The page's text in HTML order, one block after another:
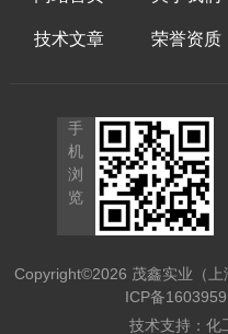
技术文章 荣誉资质
手
机
浏
览
Copyright©2026 茂鑫实业（
ICP备
技术支持： 化